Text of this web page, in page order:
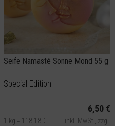
Seife Namasté Sonne Mond 55 g
Special Edition
6,50 €
1 kg = 118,18 € inkl. MwSt., zzgl.